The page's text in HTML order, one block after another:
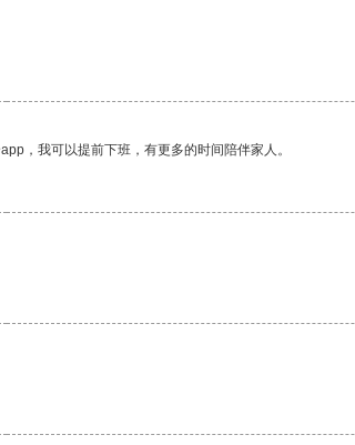
，我可以提前下班，有更多的时间陪伴家人。